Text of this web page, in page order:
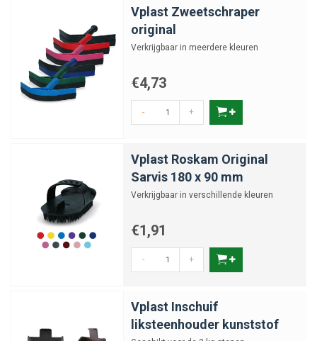
Vplast Zweetschraper
original
Verkrijgbaar in meerdere kleuren
€4,73
- +
Vplast Roskam Original
Sarvis 180 x 90 mm
Verkrijgbaar in verschillende kleuren
€1,91
- +
Vplast Inschuif
liksteenhouder kunststof